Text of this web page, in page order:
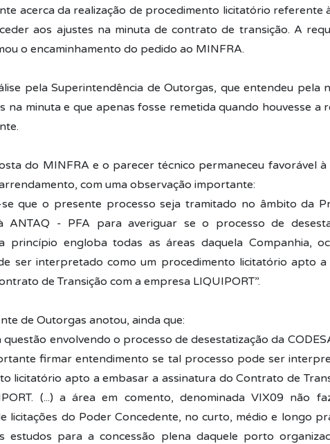
acerca da realização de procedimento licitatório referente
aos ajustes na minuta de contrato de transição. A
o encaminhamento do pedido ao MINFRA.
pela Superintendência de Outorgas, que entendeu pela
na minuta e que apenas fosse remetida quando houvesse a
do MINFRA e o parecer técnico permaneceu favorável à
com uma observação importante:
se que o presente processo seja tramitado no âmbito da
ANTAQ - PFA para averiguar se o processo de
princípio engloba todas as áreas daquela Companhia,
ser interpretado como um procedimento licitatório apto a
de Transição com a empresa LIQUIPORT”.
de Outorgas anotou, ainda que:
questão envolvendo o processo de desestatização da
firmar entendimento se tal processo pode ser
licitatório apto a embasar a assinatura do Contrato de
(...) a área em comento, denominada VIX09 não
licitações do Poder Concedente, no curto, médio e longo
estudos para a concessão plena daquele porto